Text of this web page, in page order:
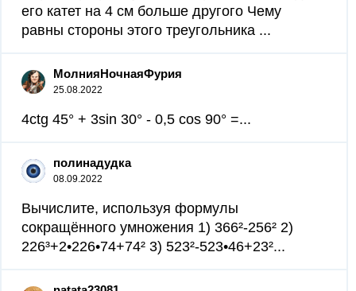
его катет на 4 см больше другого Чему
равны стороны этого треугольника ​...
МолнияНочнаяФурия
25.08.2022
4сtg 45° + 3sin 30° - 0,5 cos 90° =...
полинадудка
08.09.2022
Вычислите, используя формулы
сокращённого умножения 1) 366²-256² 2)
226³+2•226•74+74² 3) 523²-523•46+23²​...